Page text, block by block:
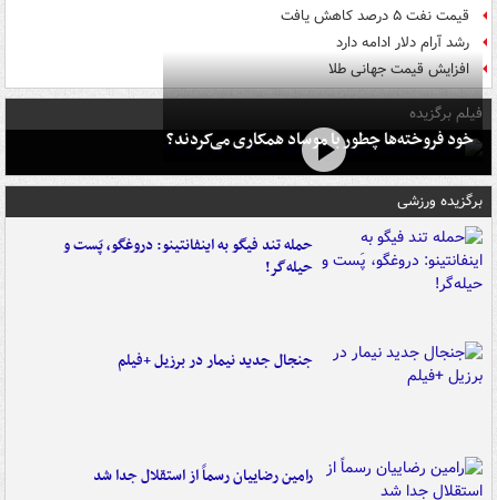
قیمت نفت ۵ درصد کاهش یافت
رشد آرام دلار ادامه دارد
افزایش قیمت جهانی طلا
فیلم برگزیده
خود فروخته‌ها چطور با موساد همکاری می‌کردند؟
برگزیده ورزشی
حمله تند فیگو به اینفانتینو: دروغگو، پَست‌ و
حیله‌گر!
جنجال جدید نیمار در برزیل +فیلم
رامین رضاییان رسماً از استقلال جدا شد